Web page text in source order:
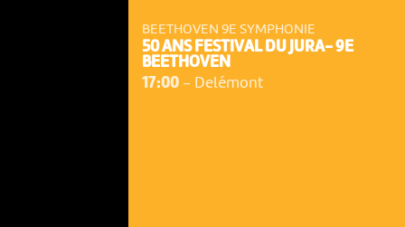
BEETHOVEN 9E SYMPHONIE
50 ANS FESTIVAL DU JURA- 9E
BEETHOVEN
17:00- Delémont